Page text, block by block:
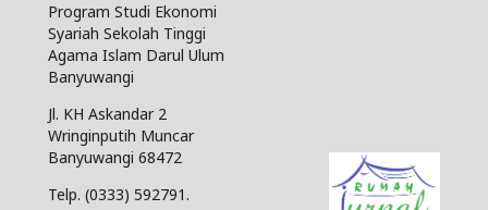
Program Studi Ekonomi
Syariah Sekolah Tinggi
Agama Islam Darul Ulum
Banyuwangi
Jl. KH Askandar 2
Wringinputih Muncar
Banyuwangi 68472
Telp. (0333) 592791.